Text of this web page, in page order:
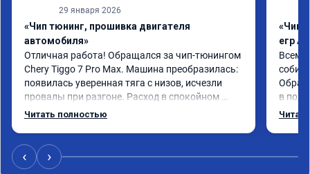
29 января 2026
«Чип тюнинг, прошивка двигателя
автомобиля»
Отличная работа! Обращался за чип-тюнингом
Chery Tiggo 7 Pro Max. Машина преобразилась:
появилась уверенная тяга с низов, исчезли
провалы при разгоне. Расход в спокойном
режиме даже немного снизился. Все сделали
Читать полностью
«Чип
егр
Всем
в
‹ ›